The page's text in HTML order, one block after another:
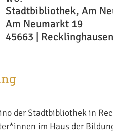
Stadtbibliothek, Am
Am Neumarkt 19
45663 | Recklinghausen
der Stadtbibliothek in
im Haus der